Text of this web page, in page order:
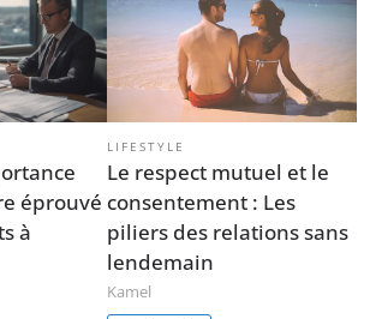
éprouvé
à
LIFESTYLE
Le respect mutuel et le
consentement : Les
piliers des relations sans
lendemain
Kamel